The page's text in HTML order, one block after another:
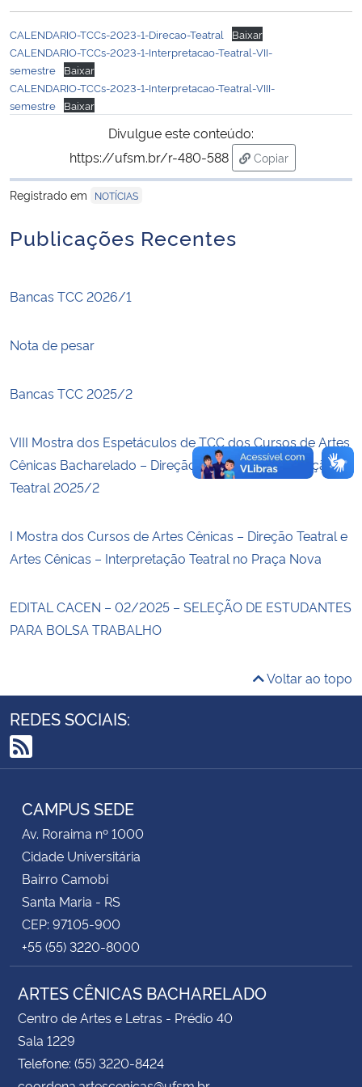
Ministério da Cidadania
Ministério da Saúde
Ministério de Minas e Energia
Ministério da Ciência, Tecnologia, Inovações e Comunicações
Ministério do Meio Ambiente
Ministério da Mulher, da Família e dos Direitos Humanos
Secretaria-Geral
Secretaria de Governo
Gabinete de Segurança Institucional
Planalto
CALENDARIO-TCCs-2023-1-Direcao-Teatral
Baixar
CALENDARIO-TCCs-2023-1-Interpretacao-Teatral-VII-
semestre
Baixar
CALENDARIO-TCCs-2023-1-Interpretacao-Teatral-VIII-
semestre
Baixar
Divulgue este conteúdo:
https://ufsm.br/r-480-588
Copiar
para área de
Registrado em
NOTÍCIAS
Publicações Recentes
Bancas TCC 2026/1
Nota de pesar
Bancas TCC 2025/2
VIII Mostra dos Espetáculos de TCC dos Cursos de Artes
Cênicas Bacharelado – Direção Teatral e Interpretação
Teatral 2025/2
I Mostra dos Cursos de Artes Cênicas – Direção Teatral e
Artes Cênicas – Interpretação Teatral no Praça Nova
EDITAL CACEN – 02/2025 – SELEÇÃO DE ESTUDANTES
PARA BOLSA TRABALHO
Voltar ao topo
REDES SOCIAIS:
RSS
CAMPUS SEDE
Av. Roraima nº 1000
Cidade Universitária
Bairro Camobi
Santa Maria - RS
CEP: 97105-900
+55 (55) 3220-8000
ARTES CÊNICAS BACHARELADO
Centro de Artes e Letras - Prédio 40
Sala 1229
Telefone: (55) 3220-8424